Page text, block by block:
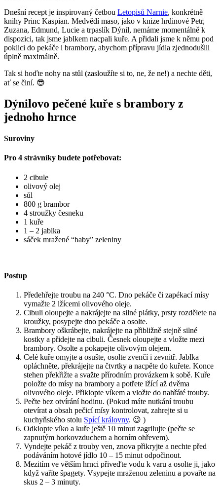
Dnešní recept je inspirovaný četbou Letopisů Narnie, konkrétně
knihy Princ Kaspian. Medvědí maso, jako v knize hrdinové Petr,
Zuzana, Edmund, Lucie a trpaslík Dýnil, nemáme momentálně k
dispozici, tak jsme jablkem nacpali kuře. A přidali jsme k němu pod
poklici do pekáče i brambory, abychom přípravu jídla zjednodušili
úplně maximálně.
Tak si hoďte nohy na stůl (zasloužíte si to, ne, že ne!) a nechte děti,
ať se činí. 😎
Dýnilovo pečené kuře s brambory z
jednoho hrnce
Suroviny
Pro 4 strávníky budete potřebovat:
2 cibule
olivový olej
sůl
800 g brambor
4 stroužky česneku
1 kuře
1 – 2 jablka
sáček mražené “baby” zeleniny
Postup
Předehřejte troubu na 240 °C. Dno pekáče či zapékací mísy
vymažte 2 lžícemi olivového oleje.
Cibuli oloupejte a nakrájejte na silné plátky, prsty rozdělete na
kroužky, posypejte dno pekáče a osolte.
Brambory oškrábejte, nakrájejte na přibližně stejně silné
kostky a přidejte na cibuli. Česnek oloupejte a vložte mezi
brambory. Osolte a pokapejte olivovým olejem.
Celé kuře omyjte a osušte, osolte zvenčí i zevnitř. Jablka
opláchněte, překrájejte na čtvrtky a nacpěte do kuřete. Konce
stehen překřižte a svažte přírodním provázkem k sobě. Kuře
položte do mísy na brambory a potřete lžící až dvěma
olivového oleje. Přiklopte víkem a vložte do nahřáté trouby.
Pečte bez otvírání hodinu. (Pokud máte nutkání troubu
otevírat a obsah pečicí mísy kontrolovat, zahrejte si u
kuchyňského stolu Spící královny. 😉 )
Odklopte víko a kuře ještě 10 minut zagrilujte (pečte se
zapnutým horkovzduchem a horním ohřevem).
Vyndejte pekáč z trouby ven, znova přikryjte a nechte před
podáváním hotové jídlo 10 – 15 minut odpočinout.
Mezitím ve větším hrnci přiveďte vodu k varu a osolte ji, jako
když vaříte špagety. Vsypejte mraženou zeleninu a povařte na
skus 2 – 3 minuty.